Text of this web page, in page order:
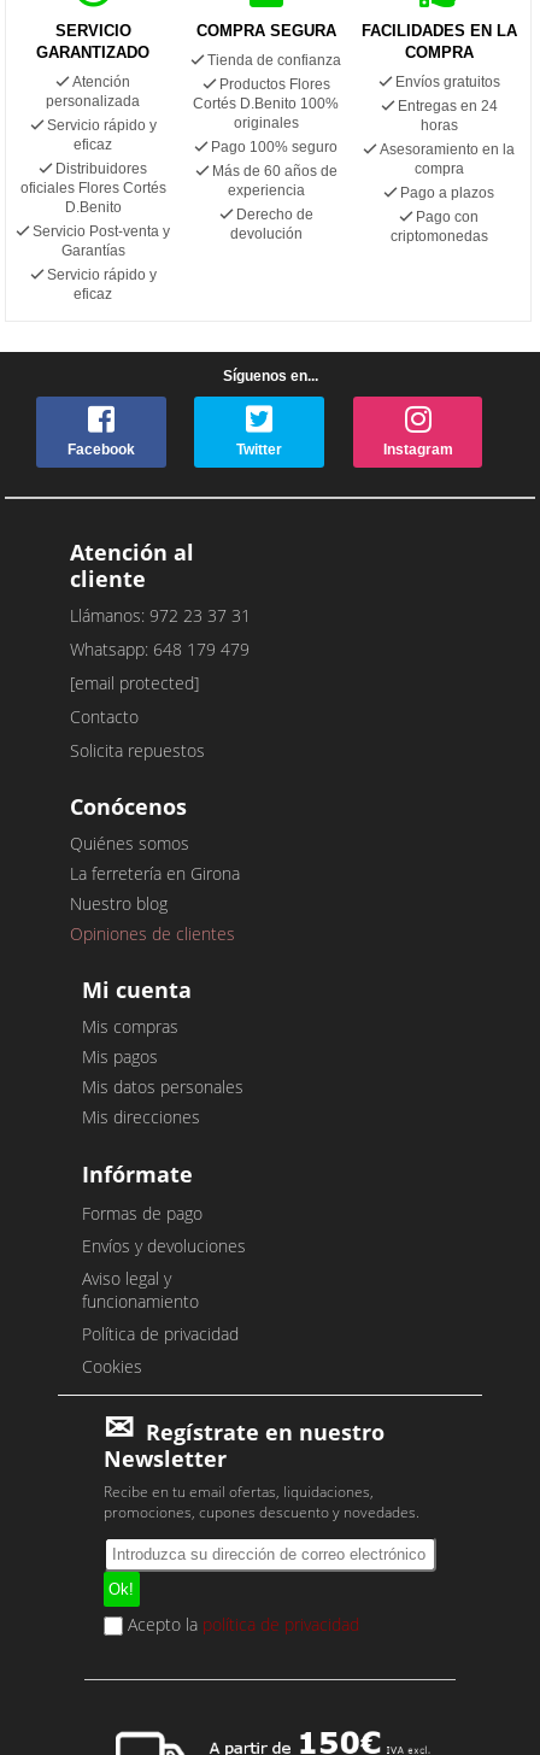
SERVICIO
GARANTIZADO
Atención
personalizada
Servicio rápido y
eficaz
Distribuidores
oficiales Flores Cortés
D.Benito
Servicio Post-venta y
Garantías
Servicio rápido y
eficaz
COMPRA SEGURA
Tienda de confianza
Productos Flores
Cortés D.Benito 100%
originales
Pago 100% seguro
Más de 60 años de
experiencia
Derecho de
devolución
FACILIDADES EN LA
COMPRA
Envíos gratuitos
Entregas en 24
horas
Asesoramiento en la
compra
Pago a plazos
Pago con
criptomonedas
Síguenos en...
Facebook Twitter Instagram
Atención al
cliente
Llámanos: 972 23 37 31
Whatsapp: 648 179 479
[email protected]
Contacto
Solicita repuestos
Conócenos
Quiénes somos
La ferretería en Girona
Nuestro blog
Opiniones de clientes
Mi cuenta
Mis compras
Mis pagos
Mis datos personales
Mis direcciones
Infórmate
Formas de pago
Envíos y devoluciones
Aviso legal y
funcionamiento
Política de privacidad
Cookies
Regístrate en nuestro
Newsletter
Recibe en tu email ofertas, liquidaciones,
promociones, cupones descuento y novedades.
Acepto la política de privacidad